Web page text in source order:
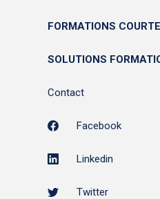
FORMATIONS
SOLUTIONS
Contact
Facebook
Linkedin
Twitter